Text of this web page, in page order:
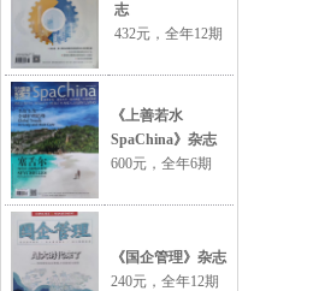
志
432元，全年12期
《上善若水
SpaChina》杂志
600元，全年6期
《国企管理》杂志
240元，全年12期